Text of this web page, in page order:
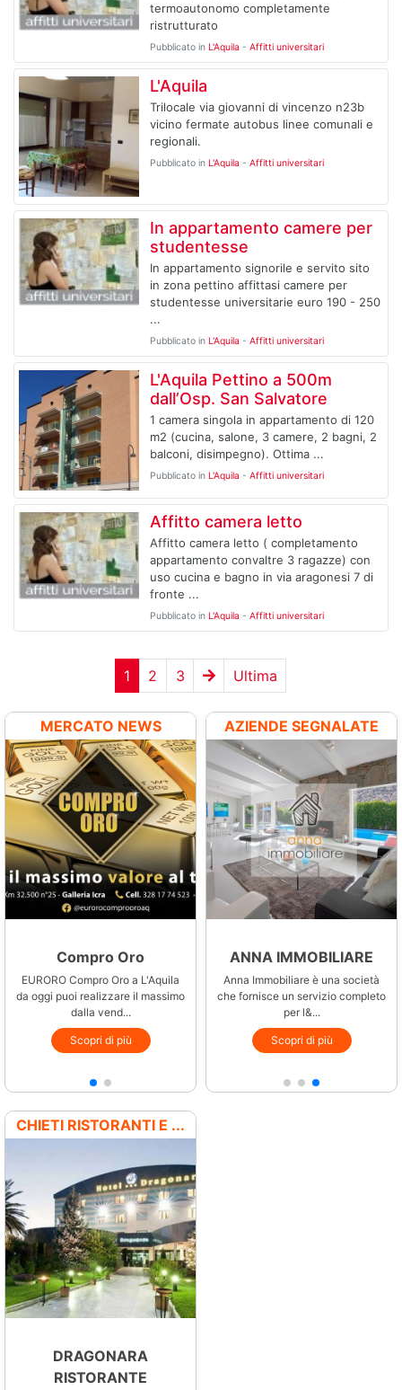
termoautonomo completamente
ristrutturato
Pubblicato in L'Aquila - Affitti universitari
L'Aquila
Trilocale via giovanni di vincenzo n23b
vicino fermate autobus linee comunali e
regionali.
Pubblicato in L'Aquila - Affitti universitari
In appartamento camere per
studentesse
In appartamento signorile e servito sito
in zona pettino affittasi camere per
studentesse universitarie euro 190 - 250
...
Pubblicato in L'Aquila - Affitti universitari
L'Aquila Pettino a 500m
dall’Osp. San Salvatore
1 camera singola in appartamento di 120
m2 (cucina, salone, 3 camere, 2 bagni, 2
balconi, disimpegno). Ottima ...
Pubblicato in L'Aquila - Affitti universitari
Affitto camera letto
Affitto camera letto ( completamento
appartamento convaltre 3 ragazze) con
uso cucina e bagno in via aragonesi 7 di
fronte ...
Pubblicato in L'Aquila - Affitti universitari
1 2 3 Ultima
MERCATO NEWS
Compro Oro
EURORO Compro Oro a L'Aquila
da oggi puoi realizzare il massimo
dalla vend...
Scopri di più
AZIENDE SEGNALATE
Mediocasa
Mediocasa è un franchising che
opera su tutto il territorio
nazionale. Nella nuova s...
Scopri di più
ANNA IMMOBILIARE
Anna Immobiliare è una società
che fornisce un servizio completo
per l&...
Scopri di più
CHIETI RISTORANTI E ...
DRAGONARA
RISTORANTE